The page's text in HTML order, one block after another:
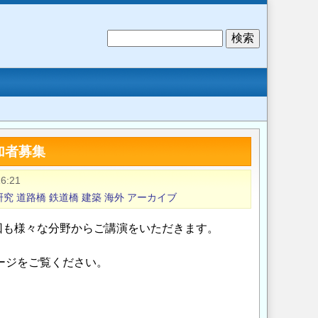
者募集
究 道路橋 鉄道橋 建築 海外 アーカイブ
様々な分野からご講演をいただきます。
をご覧ください。